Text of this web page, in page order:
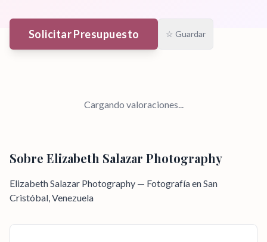
Solicitar Presupuesto ☆ Guardar
Cargando valoraciones...
Sobre Elizabeth Salazar Photography
Elizabeth Salazar Photography — Fotografía en San
Cristóbal, Venezuela